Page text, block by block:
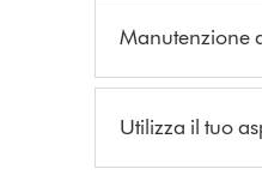
Manutenzione
Utilizza il tuo